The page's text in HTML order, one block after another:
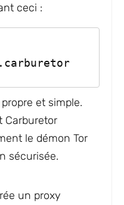
ceci :
et simple.
Carburetor
le démon Tor
sécurisée.
un proxy